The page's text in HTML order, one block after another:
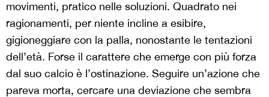
movimenti, pratico nelle soluzioni. Quadrato nei
ragionamenti, per niente incline a esibire,
gigioneggiare con la palla, nonostante le tentazioni
dell’età. Forse il carattere che emerge con più forza
dal suo calcio è l’ostinazione. Seguire un’azione che
pareva morta, cercare una deviazione che sembra